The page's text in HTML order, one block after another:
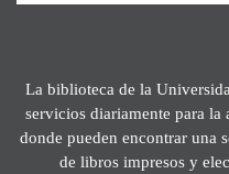
La biblioteca de la
servicios diariamente para la
donde pueden encontrar una
de libros impresos y